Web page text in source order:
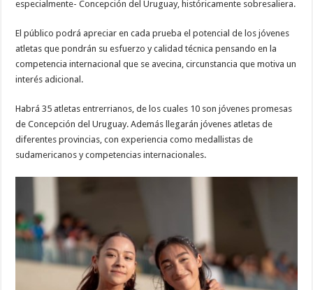
especialmente- Concepción del Uruguay, históricamente sobresaliera.
El público podrá apreciar en cada prueba el potencial de los jóvenes
atletas que pondrán su esfuerzo y calidad técnica pensando en la
competencia internacional que se avecina, circunstancia que motiva un
interés adicional.
Habrá 35 atletas entrerrianos, de los cuales 10 son jóvenes promesas
de Concepción del Uruguay. Además llegarán jóvenes atletas de
diferentes provincias, con experiencia como medallistas de
sudamericanos y competencias internacionales.